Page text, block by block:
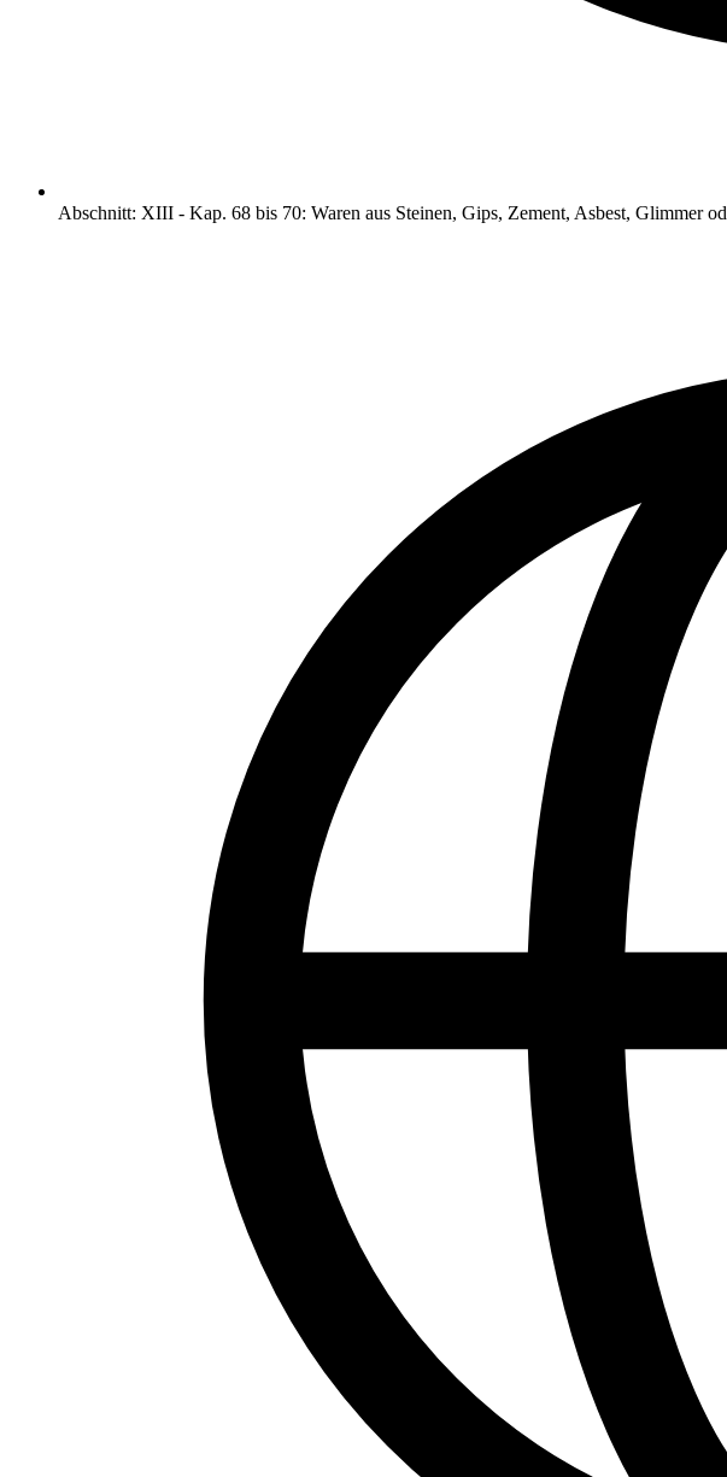
Abschnitt: XIII - Kap. 68 bis 70: Waren aus Steinen, Gips, Zement, Asbest, Glimmer